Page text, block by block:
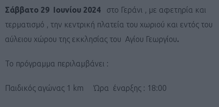
Σάββατο 29 Ιουνίου 2024
στο Γεράνι , με αφετηρία και
τερματισμό , την κεντρική πλατεία του χωριού και εντός του
αύλειου χώρου της εκκλησίας του Αγίου Γεωργίου.
Το πρόγραμμα περιλαμβάνει :
Παιδικός αγώνας 1 km Ώρα έναρξης : 18:00